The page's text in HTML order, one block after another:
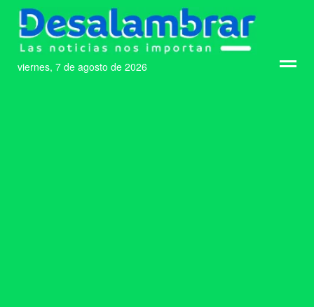
viernes, 7 de agosto de 2026